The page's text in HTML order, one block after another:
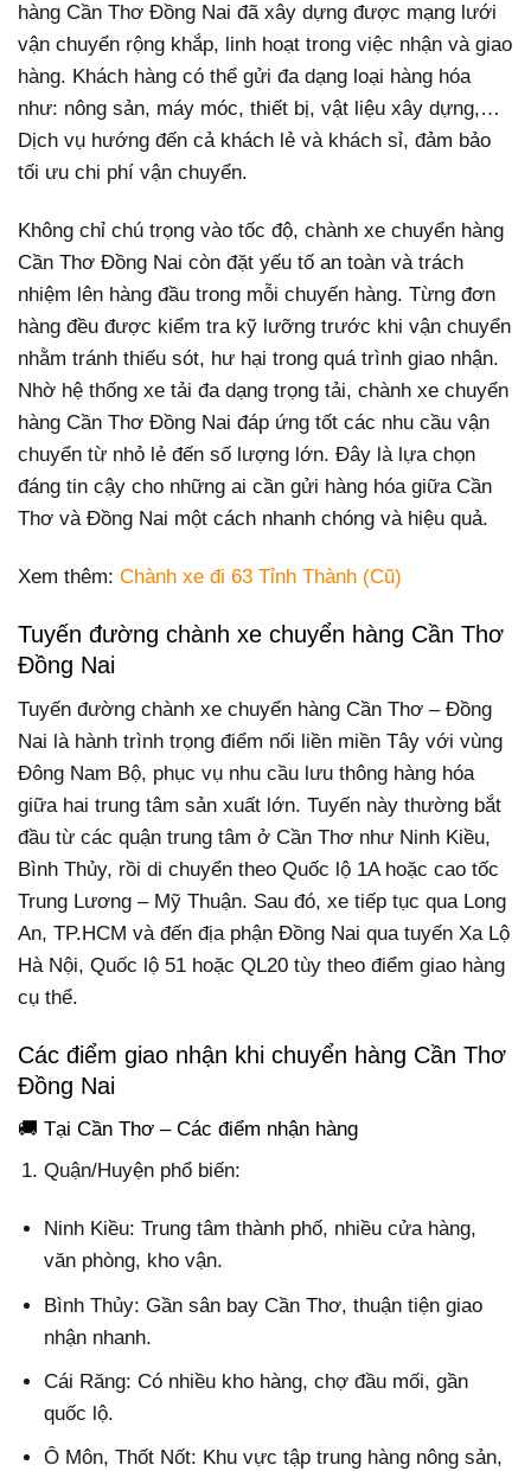
hàng Cần Thơ Đồng Nai đã xây dựng được mạng lưới
vận chuyển rộng khắp, linh hoạt trong việc nhận và giao
hàng. Khách hàng có thể gửi đa dạng loại hàng hóa
như: nông sản, máy móc, thiết bị, vật liệu xây dựng,…
Dịch vụ hướng đến cả khách lẻ và khách sỉ, đảm bảo
tối ưu chi phí vận chuyển.
Không chỉ chú trọng vào tốc độ, chành xe chuyển hàng
Cần Thơ Đồng Nai còn đặt yếu tố an toàn và trách
nhiệm lên hàng đầu trong mỗi chuyến hàng. Từng đơn
hàng đều được kiểm tra kỹ lưỡng trước khi vận chuyển
nhằm tránh thiếu sót, hư hại trong quá trình giao nhận.
Nhờ hệ thống xe tải đa dạng trọng tải, chành xe chuyển
hàng Cần Thơ Đồng Nai đáp ứng tốt các nhu cầu vận
chuyển từ nhỏ lẻ đến số lượng lớn. Đây là lựa chọn
đáng tin cậy cho những ai cần gửi hàng hóa giữa Cần
Thơ và Đồng Nai một cách nhanh chóng và hiệu quả.
Xem thêm: Chành xe đi 63 Tỉnh Thành (Cũ)
Tuyến đường chành xe chuyển hàng Cần Thơ
Đồng Nai
Tuyến đường chành xe chuyển hàng Cần Thơ – Đồng
Nai là hành trình trọng điểm nối liền miền Tây với vùng
Đông Nam Bộ, phục vụ nhu cầu lưu thông hàng hóa
giữa hai trung tâm sản xuất lớn. Tuyến này thường bắt
đầu từ các quận trung tâm ở Cần Thơ như Ninh Kiều,
Bình Thủy, rồi di chuyển theo Quốc lộ 1A hoặc cao tốc
Trung Lương – Mỹ Thuận. Sau đó, xe tiếp tục qua Long
An, TP.HCM và đến địa phận Đồng Nai qua tuyến Xa Lộ
Hà Nội, Quốc lộ 51 hoặc QL20 tùy theo điểm giao hàng
cụ thể.
Các điểm giao nhận khi chuyển hàng Cần Thơ
Đồng Nai
🚚 Tại Cần Thơ – Các điểm nhận hàng
Quận/Huyện phổ biến:
Ninh Kiều: Trung tâm thành phố, nhiều cửa hàng,
văn phòng, kho vận.
Bình Thủy: Gần sân bay Cần Thơ, thuận tiện giao
nhận nhanh.
Cái Răng: Có nhiều kho hàng, chợ đầu mối, gần
quốc lộ.
Ô Môn, Thốt Nốt: Khu vực tập trung hàng nông sản,